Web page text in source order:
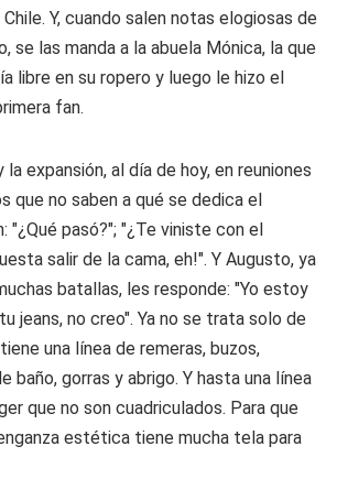
Y, cuando salen notas elogiosas de
se las manda a la abuela Mónica, la que
libre en su ropero y luego le hizo el
fan.
expansión, al día de hoy, en reuniones
que no saben a qué se dedica el
"¿Qué pasó?"; "¿Te viniste con el
salir de la cama, eh!". Y Augusto, ya
batallas, les responde: "Yo estoy
jeans, no creo". Ya no se trata solo de
una línea de remeras, buzos,
baño, gorras y abrigo. Y hasta una línea
que no son cuadriculados. Para que
estética tiene mucha tela para